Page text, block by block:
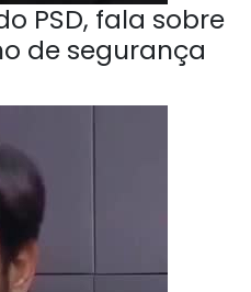
PSD, fala sobre
de segurança